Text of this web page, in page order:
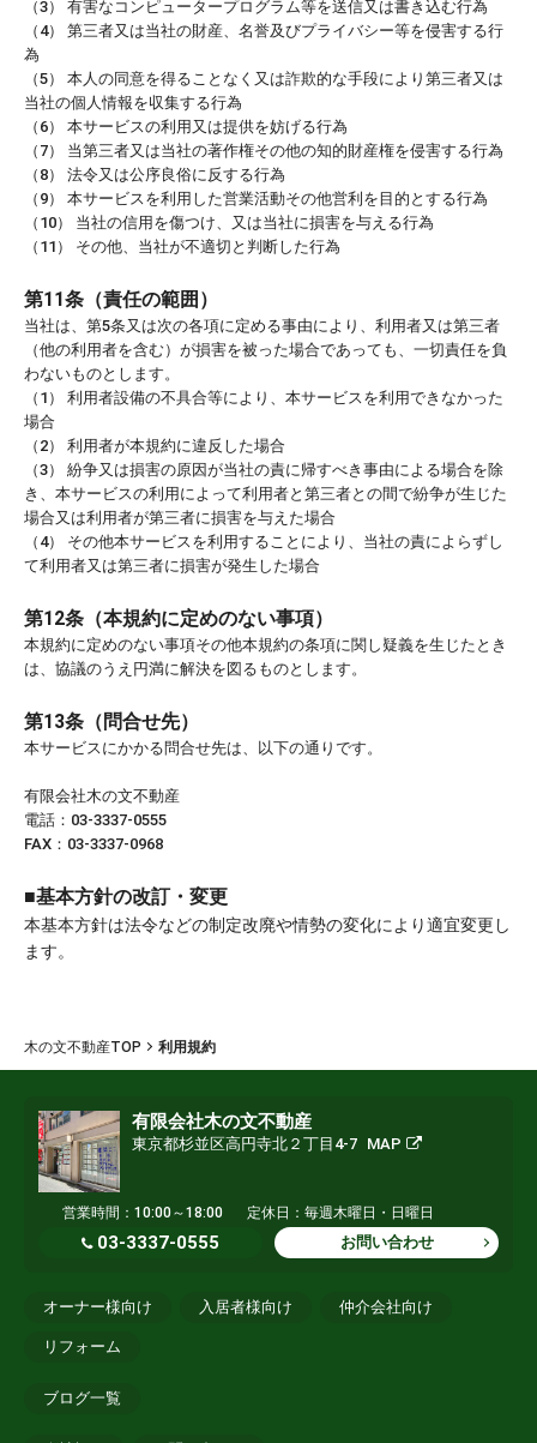
（3） 有害なコンピュータープログラム等を送信又は書き込む行為
（4） 第三者又は当社の財産、名誉及びプライバシー等を侵害する行
為
（5） 本人の同意を得ることなく又は詐欺的な手段により第三者又は
当社の個人情報を収集する行為
（6） 本サービスの利用又は提供を妨げる行為
（7） 当第三者又は当社の著作権その他の知的財産権を侵害する行為
（8） 法令又は公序良俗に反する行為
（9） 本サービスを利用した営業活動その他営利を目的とする行為
（10） 当社の信用を傷つけ、又は当社に損害を与える行為
（11） その他、当社が不適切と判断した行為
第11条（責任の範囲）
当社は、第5条又は次の各項に定める事由により、利用者又は第三者
（他の利用者を含む）が損害を被った場合であっても、一切責任を負
わないものとします。
（1） 利用者設備の不具合等により、本サービスを利用できなかった
場合
（2） 利用者が本規約に違反した場合
（3） 紛争又は損害の原因が当社の責に帰すべき事由による場合を除
き、本サービスの利用によって利用者と第三者との間で紛争が生じた
場合又は利用者が第三者に損害を与えた場合
（4） その他本サービスを利用することにより、当社の責によらずし
て利用者又は第三者に損害が発生した場合
第12条（本規約に定めのない事項）
本規約に定めのない事項その他本規約の条項に関し疑義を生じたとき
は、協議のうえ円満に解決を図るものとします。
第13条（問合せ先）
本サービスにかかる問合せ先は、以下の通りです。
有限会社木の文不動産
電話：03-3337-0555
FAX：03-3337-0968
■基本方針の改訂・変更
本基本方針は法令などの制定改廃や情勢の変化により適宜変更し
ます。
木の文不動産TOP 利用規約
有限会社木の文不動産
東京都杉並区高円寺北２丁目4-7 MAP
営業時間：10:00～18:00 定休日：毎週木曜日・日曜日
03-3337-0555 お問い合わせ
オーナー様向け 入居者様向け 仲介会社向け
リフォーム
ブログ一覧